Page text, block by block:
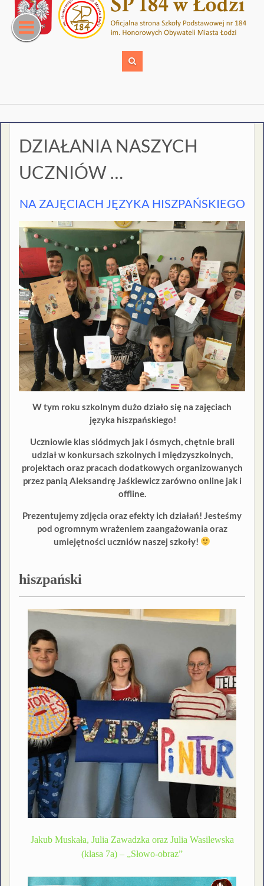
content
DZIAŁANIA NASZYCH
UCZNIÓW …
NA ZAJĘCIACH JĘZYKA HISZPAŃSKIEGO
W tym roku szkolnym dużo działo się na zajęciach
języka hiszpańskiego!
Uczniowie klas siódmych jak i ósmych, chętnie brali
udział w konkursach szkolnych i międzyszkolnych,
projektach oraz pracach dodatkowych organizowanych
przez panią Aleksandrę Jaśkiewicz zarówno online jak i
offline.
Prezentujemy zdjęcia oraz efekty ich działań! Jesteśmy
pod ogromnym wrażeniem zaangażowania oraz
umiejętności uczniów naszej szkoły!
hiszpański
Jakub Muskała, Julia Zawadzka oraz Julia Wasilewska
(klasa 7a) – „Słowo-obraz”